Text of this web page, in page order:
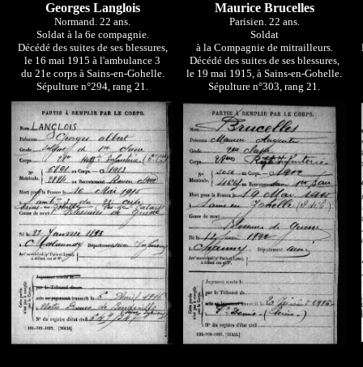
Georges Langlois
Normand. 22 ans.
Soldat à la 6e compagnie.
Décédé des suites de ses blessures,
le 16 mai 1915 à l'ambulance 3
du 21e corps à Sains-en-Gohelle.
Sépulture n°294, rang 21.
Maurice Brucelles
Parisien. 22 ans.
Soldat
à la Compagnie de mitrailleurs.
Décédé des suites de ses blessures,
le 19 mai 1915, à Sains-en-Gohelle.
Sépulture n°303, rang 21.